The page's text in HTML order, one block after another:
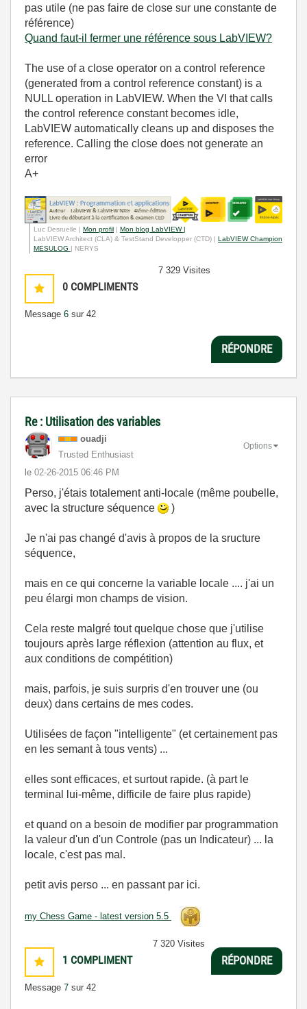
pas utile (ne pas faire de close sur une constante de
référence)
Quand faut-il fermer une référence sous LabVIEW?
The use of a close operator on a control reference
(generated from a control reference constant) is a
NULL operation in LabVIEW. When the VI that calls
the control reference constant becomes idle,
LabVIEW automatically cleans up and disposes the
reference. Calling the close does not generate an
error
A+
Luc Desruelle | Mon profil | Mon blog LabVIEW |
LabVIEW Architect (CLA) & TestStand Developper (CTD) | LabVIEW Champion
MESULOG | NERYS
0 COMPLIMENTS
Message 6 sur 42
7 329 Visites
RÉPONDRE
Re : Utilisation des variables
ouadji
Trusted Enthusiast
le ‎02-26-2015 06:46 PM
Options
Perso, j'étais totalement anti-locale (même poubelle,
avec la structure séquence
)
Je n'ai pas changé d'avis à propos de la sructure
séquence,
mais en ce qui concerne la variable locale .... j'ai un
peu élargi mon champs de vision.
Cela reste malgré tout quelque chose que j'utilise
toujours après large réflexion (attention au flux, et
aux conditions de compétition)
mais, parfois, je suis surpris d'en trouver une (ou
deux) dans certains de mes codes.
Utilisées de façon "intelligente" (et certainement pas
en les semant à tous vents) ...
elles sont efficaces, et surtout rapide. (à part le
terminal lui-même, difficile de faire plus rapide)
et quand on a besoin de modifier par programmation
la valeur d'un d'un Controle (pas un Indicateur) ... la
locale, c'est pas mal.
petit avis perso ... en passant par ici.
my Chess Game - latest version 5.5
1 COMPLIMENT
Message 7 sur 42
7 320 Visites
RÉPONDRE